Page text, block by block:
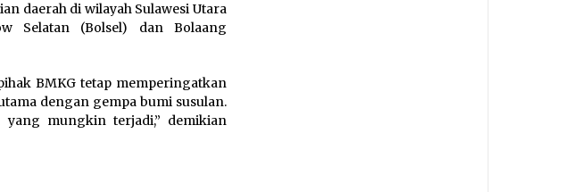
daerah di wilayah Sulawesi Utara
Selatan (Bolsel) dan Bolaang
BMKG tetap memperingatkan
dengan gempa bumi susulan.
yang mungkin terjadi,” demikian